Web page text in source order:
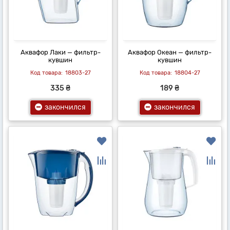
Аквафор Лаки — фильтр-
кувшин
18803-27
335 ₴
закончился
Аквафор Океан — фильтр-
кувшин
18804-27
189 ₴
закончился